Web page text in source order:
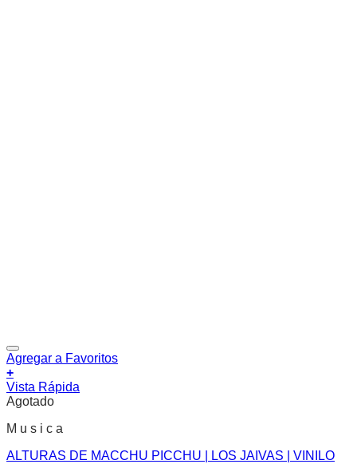
Agregar a Favoritos
+
Vista Rápida
Agotado
M u s i c a
ALTURAS DE MACCHU PICCHU | LOS JAIVAS | VINILO